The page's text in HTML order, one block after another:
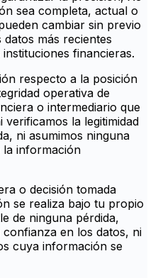
sea completa, actual o
cambiar sin previo
más recientes
financieras.
respecto a la posición
operativa de
o intermediario que
la legitimidad
ni asumimos ninguna
la información
o decisión tomada
se realiza bajo tu propio
de ninguna pérdida,
en los datos, ni
cuya información se